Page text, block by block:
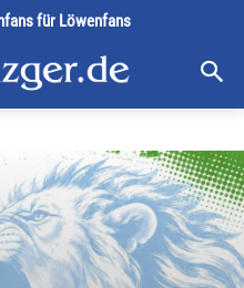
für Löwenfans